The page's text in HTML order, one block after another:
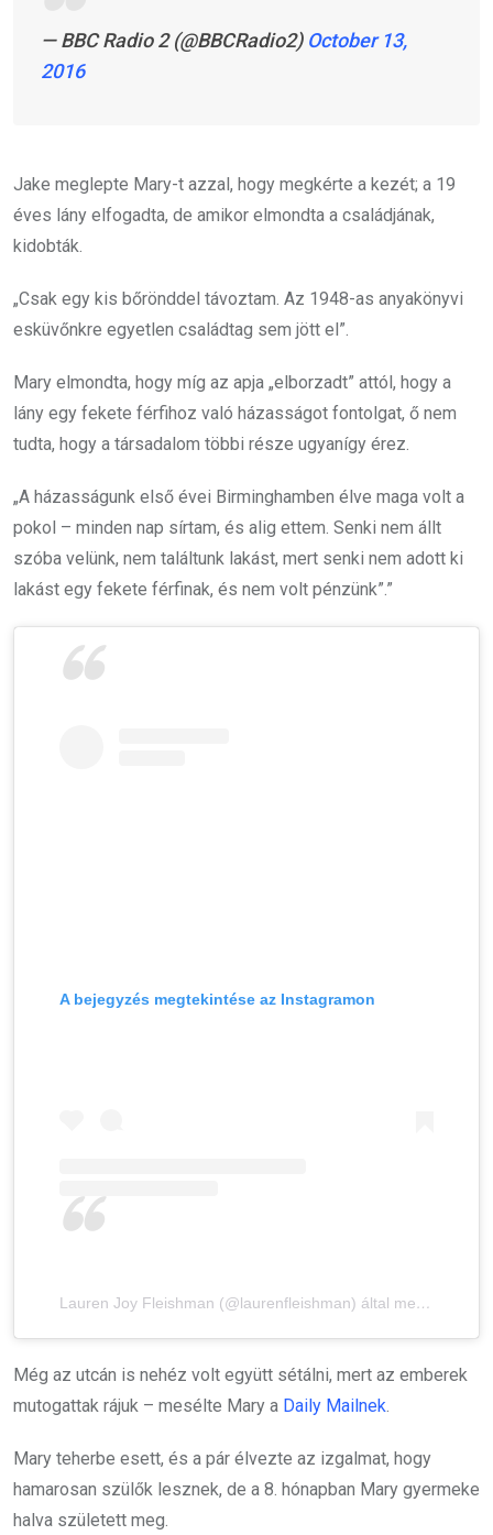
— BBC Radio 2 (@BBCRadio2) October 13,
2016
Jake meglepte Mary-t azzal, hogy megkérte a kezét; a 19
éves lány elfogadta, de amikor elmondta a családjának,
kidobták.
„Csak egy kis bőrönddel távoztam. Az 1948-as anyakönyvi
esküvőnkre egyetlen családtag sem jött el”.
Mary elmondta, hogy míg az apja „elborzadt” attól, hogy a
lány egy fekete férfihoz való házasságot fontolgat, ő nem
tudta, hogy a társadalom többi része ugyanígy érez.
„A házasságunk első évei Birminghamben élve maga volt a
pokol – minden nap sírtam, és alig ettem. Senki nem állt
szóba velünk, nem találtunk lakást, mert senki nem adott ki
lakást egy fekete férfinak, és nem volt pénzünk”.”
A bejegyzés megtekintése az Instagramon
Lauren Joy Fleishman (@laurenfleishman) által megosztott bejegyzés
Még az utcán is nehéz volt együtt sétálni, mert az emberek
mutogattak rájuk – mesélte Mary a Daily Mailnek.
Mary teherbe esett, és a pár élvezte az izgalmat, hogy
hamarosan szülők lesznek, de a 8. hónapban Mary gyermeke
halva született meg.